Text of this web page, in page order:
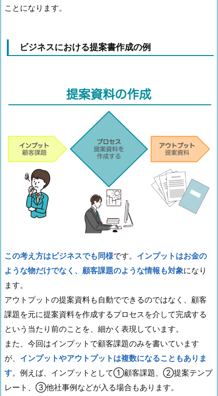
ことになります。
ビジネスにおける提案書作成の例
この考え方はビジネスでも同様です。 インプットはお金の
ような物だけでなく、顧客課題のような情報も対象になり
ます。
アウトプットの提案資料も自動でできるのではなく、顧客
課題を元に提案資料を作成するプロセスを介して完成する
という当たり前のことを、細かく表現しています。
また、今回はインプットで顧客課題のみを書いています
が、 インプットやアウトプットは複数になることもありま
す。例えば、インプットとして①顧客課題、②提案テンプ
レート、③他社事例などが入る場合もあります。